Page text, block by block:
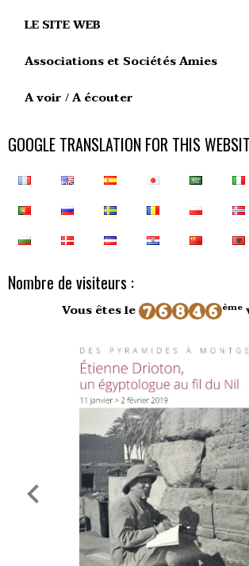
LE SITE WEB
Associations et Sociétés Amies
A voir / A écouter
GOOGLE TRANSLATION FOR THIS
Nombre de visiteurs :
Vous êtes le ème